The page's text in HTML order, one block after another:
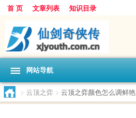
首 页 文章列表 知识目录
网站导航
> 云顶之弈 > 云顶之弈颜色怎么调鲜艳